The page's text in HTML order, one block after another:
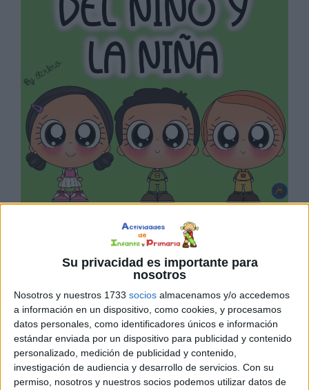
Su privacidad es importante para
nosotros
Nosotros y nuestros 1733 socios almacenamos y/o accedemos
a información en un dispositivo, como cookies, y procesamos
datos personales, como identificadores únicos e información
estándar enviada por un dispositivo para publicidad y contenido
personalizado, medición de publicidad y contenido,
investigación de audiencia y desarrollo de servicios. Con su
permiso, nosotros y nuestros socios podemos utilizar datos de